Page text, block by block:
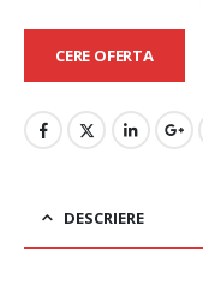
CERE OFERTA
DESCRIERE